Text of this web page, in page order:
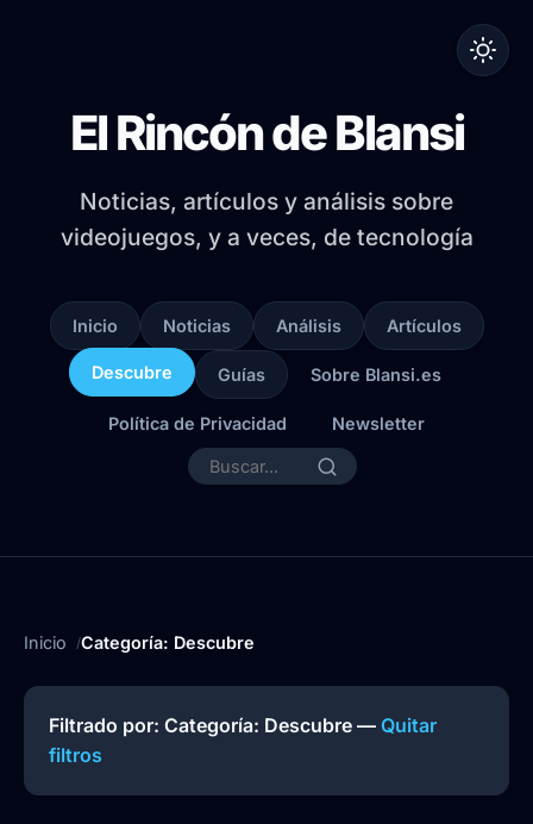
El Rincón de Blansi
Noticias, artículos y análisis sobre
videojuegos, y a veces, de tecnología
Inicio Noticias Análisis Artículos
Descubre Guías Sobre Blansi.es
Política de Privacidad Newsletter
Inicio Categoría: Descubre
Filtrado por: Categoría: Descubre — Quitar
filtros